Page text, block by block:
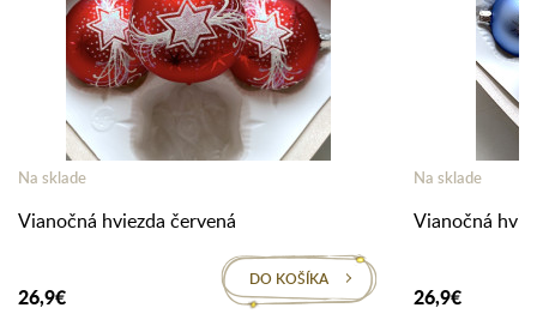
Na sklade
Vianočná hviezda červená
26,9€
DO KOŠÍKA
Na sklade
Vianočná
26,9€